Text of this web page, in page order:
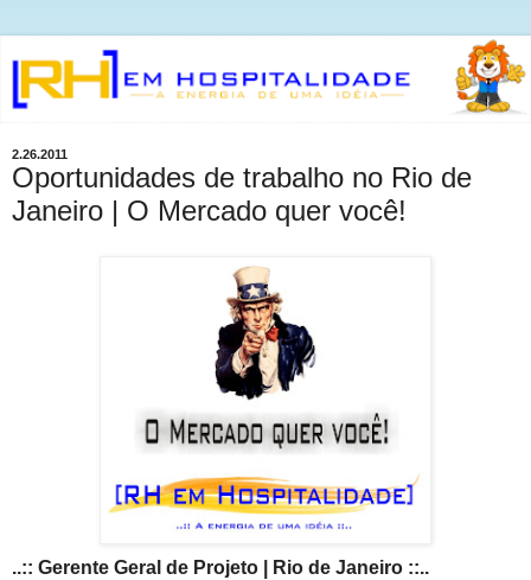
2.26.2011
Oportunidades de trabalho no Rio de
Janeiro | O Mercado quer você!
..:: Gerente Geral de Projeto | Rio de Janeiro ::..